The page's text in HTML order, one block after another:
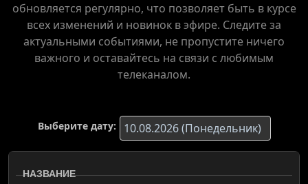
обновляется регулярно, что позволяет быть в курсе
всех изменений и новинок в эфире. Следите за
актуальными событиями, не пропустите ничего
важного и оставайтесь на связи с любимым
телеканалом.
Выберите дату: